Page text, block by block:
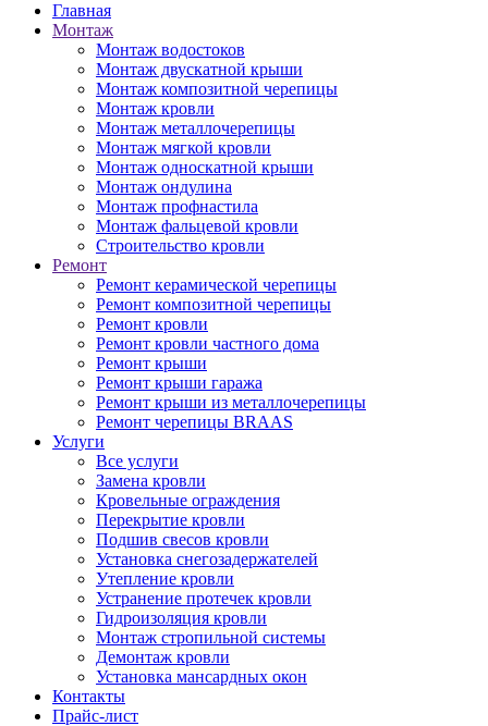
Главная
Монтаж
Монтаж водостоков
Монтаж двускатной крыши
Монтаж композитной черепицы
Монтаж кровли
Монтаж металлочерепицы
Монтаж мягкой кровли
Монтаж односкатной крыши
Монтаж ондулина
Монтаж профнастила
Монтаж фальцевой кровли
Строительство кровли
Ремонт
Ремонт керамической черепицы
Ремонт композитной черепицы
Ремонт кровли
Ремонт кровли частного дома
Ремонт крыши
Ремонт крыши гаража
Ремонт крыши из металлочерепицы
Ремонт черепицы BRAAS
Услуги
Все услуги
Замена кровли
Кровельные ограждения
Перекрытие кровли
Подшив свесов кровли
Установка снегозадержателей
Утепление кровли
Устранение протечек кровли
Гидроизоляция кровли
Монтаж стропильной системы
Демонтаж кровли
Установка мансардных окон
Контакты
Прайс-лист